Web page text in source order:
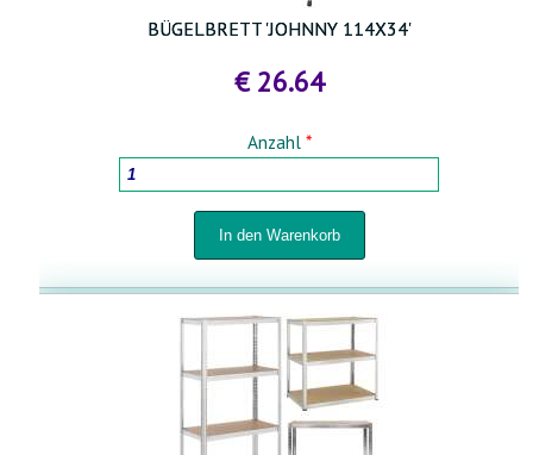
BÜGELBRETT 'JOHNNY 114X34'
€ 26.64
Anzahl *